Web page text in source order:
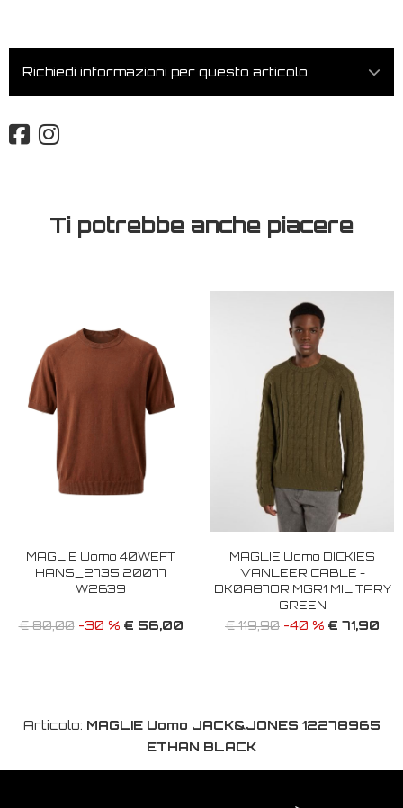
Richiedi informazioni per questo articolo
Ti potrebbe anche piacere
MAGLIE Uomo 40WEFT
HANS_2735 20077
W2639
€ 80,00-30 % € 56,00
MAGLIE Uomo DICKIES
VANLEER CABLE -
DK0A87OR MGR1 MILITARY
GREEN
€ 119,90 -40 % € 71,90
Articolo: MAGLIE Uomo JACK&JONES 12278965
ETHAN BLACK